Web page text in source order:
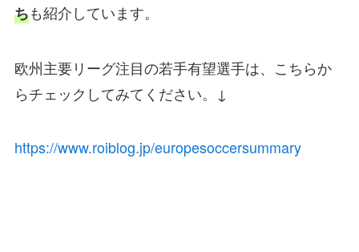
ちも紹介しています。
欧州主要リーグ注目の若手有望選手は、こちらか
らチェックしてみてください。↓
https://www.roiblog.jp/europesoccersummary